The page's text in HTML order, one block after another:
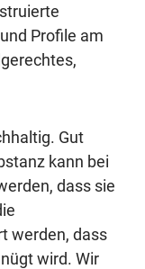
Profile am
Gut
kann bei
dass sie
werden, dass
wird. Wir